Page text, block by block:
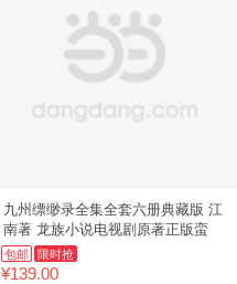
九州缥缈录全集全套六册典藏版 江
南著 龙族小说电视剧原著正版蛮
包邮 限时抢
¥139.00